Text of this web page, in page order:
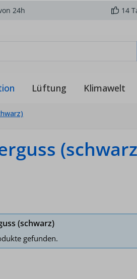
24h 14
Lüftung Klimawelt
(schwarz)
gefunden.